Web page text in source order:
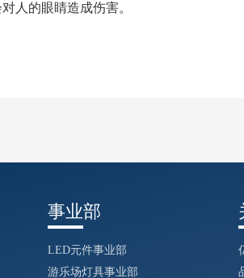
人的眼睛造成伤害。
事业部
LED元件事业部
游乐场灯具事业部